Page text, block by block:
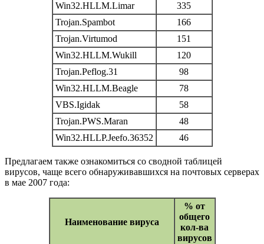
Win32.HLLM.Limar
335
Trojan.Spambot
166
Trojan.Virtumod
151
Win32.HLLM.Wukill
120
Trojan.Peflog.31
98
Win32.HLLM.Beagle
78
VBS.Igidak
58
Trojan.PWS.Maran
48
Win32.HLLP.Jeefo.36352
46
Предлагаем также ознакомиться со сводной таблицей
вирусов, чаще всего обнаруживавшихся на почтовых серверах
в мае 2007 года:
Наименование вируса
% от
общего
кол-ва
вирусов